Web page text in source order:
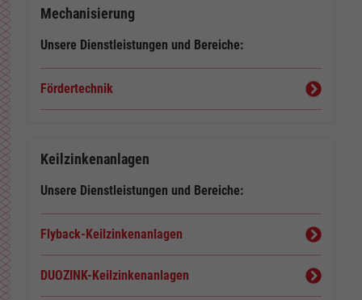
Mechanisierung
Unsere Dienstleistungen und Bereiche:
Fördertechnik
Keilzinkenanlagen
Unsere Dienstleistungen und Bereiche:
Flyback-Keilzinkenanlagen
DUOZINK-Keilzinkenanlagen